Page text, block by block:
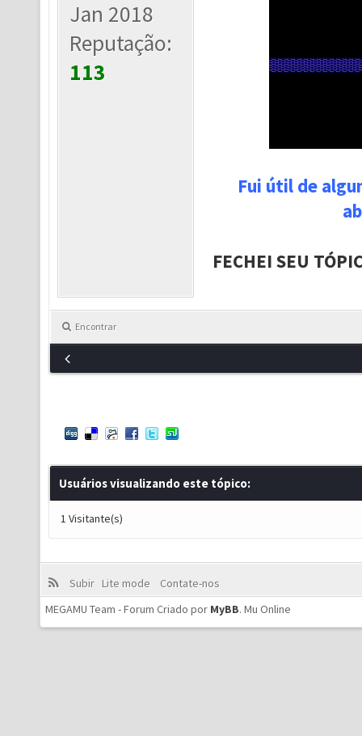
Jan 2018
Reputação:
113
Fui útil de
FECHEI SEU
Encontrar
Usuários visualizando este tópico:
1 Visitante(s)
Subir Lite mode
Contate-nos
MEGAMU Team - Forum Criado por MyBB. Mu Online